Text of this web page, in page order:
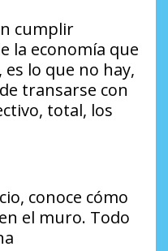
cumplir
la economía que
lo que no hay,
transarse con
total, los
conoce cómo
el muro. Todo